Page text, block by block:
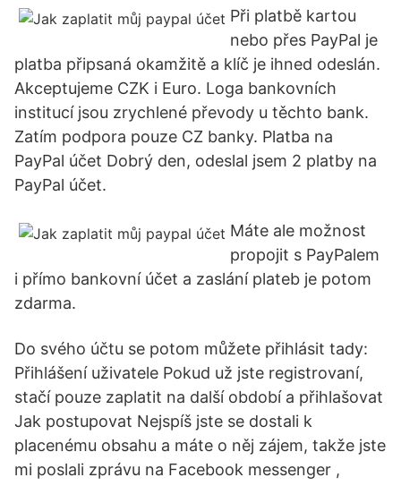
Při platbě kartou
nebo přes PayPal je
platba připsaná okamžitě a klíč je ihned odeslán.
Akceptujeme CZK i Euro. Loga bankovních
institucí jsou zrychlené převody u těchto bank.
Zatím podpora pouze CZ banky. Platba na
PayPal účet Dobrý den, odeslal jsem 2 platby na
PayPal účet.
Máte ale možnost
propojit s PayPalem
i přímo bankovní účet a zaslání plateb je potom
zdarma.
Do svého účtu se potom můžete přihlásit tady:
Přihlášení uživatele Pokud už jste registrovaní,
stačí pouze zaplatit na další období a přihlašovat
Jak postupovat Nejspíš jste se dostali k
placenému obsahu a máte o něj zájem, takže jste
mi poslali zprávu na Facebook messenger ,